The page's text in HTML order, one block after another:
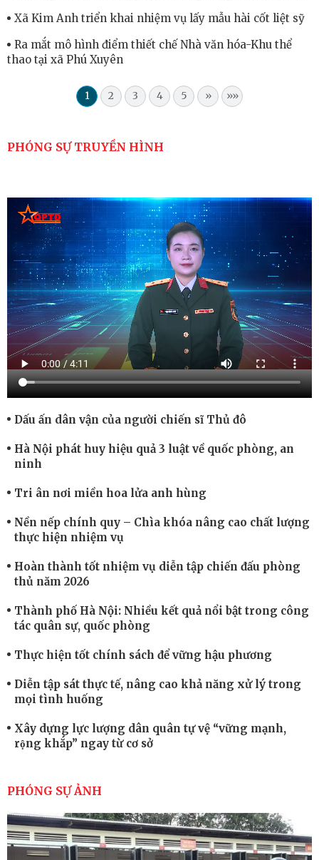
Xã Kim Anh triển khai nhiệm vụ lấy mẫu hài cốt liệt sỹ
Ra mắt mô hình điểm thiết chế Nhà văn hóa-Khu thể
thao tại xã Phú Xuyên
1 2 3 4 5 » »»
PHÓNG SỰ TRUYỀN HÌNH
Dấu ấn dân vận của người chiến sĩ Thủ đô
Hà Nội phát huy hiệu quả 3 luật về quốc phòng, an
ninh
Tri ân nơi miền hoa lửa anh hùng
Nền nếp chính quy – Chìa khóa nâng cao chất lượng
thực hiện nhiệm vụ
Hoàn thành tốt nhiệm vụ diễn tập chiến đấu phòng
thủ năm 2026
Thành phố Hà Nội: Nhiều kết quả nổi bật trong công
tác quân sự, quốc phòng
Thực hiện tốt chính sách để vững hậu phương
Diễn tập sát thực tế, nâng cao khả năng xử lý trong
mọi tình huống
Xây dựng lực lượng dân quân tự vệ “vững mạnh,
rộng khắp” ngay từ cơ sở
cao sức mạnh chiến đấu
Tiểu đoàn Thiết giáp hoàn thành tốt diễn tập chiến
thuật có bắn đạn thật
PHÓNG SỰ ẢNH